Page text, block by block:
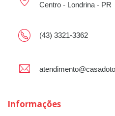
Centro - Londrina - PR
(43) 3321-3362
Informações